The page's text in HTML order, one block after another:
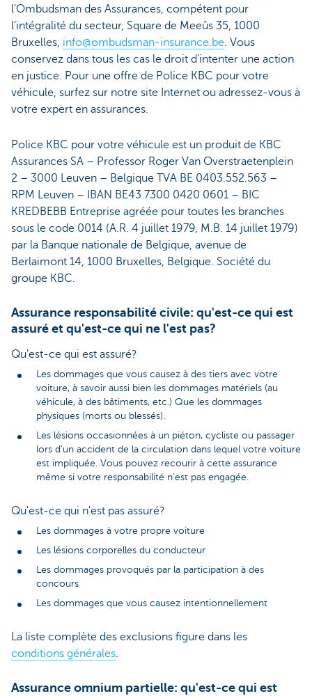
l'Ombudsman des Assurances, compétent pour
l’intégralité du secteur, Square de Meeûs 35, 1000
Bruxelles, info@ombudsman-insurance.be. Vous
conservez dans tous les cas le droit d'intenter une action
en justice. Pour une offre de Police KBC pour votre
véhicule, surfez sur notre site Internet ou adressez-vous à
votre expert en assurances.
Police KBC pour votre véhicule est un produit de KBC
Assurances SA – Professor Roger Van Overstraetenplein
2 – 3000 Leuven – Belgique TVA BE 0403.552.563 –
RPM Leuven – IBAN BE43 7300 0420 0601 – BIC
KREDBEBB Entreprise agréée pour toutes les branches
sous le code 0014 (A.R. 4 juillet 1979, M.B. 14 juillet 1979)
par la Banque nationale de Belgique, avenue de
Berlaimont 14, 1000 Bruxelles, Belgique. Société du
groupe KBC.
Assurance responsabilité civile: qu'est-ce qui est
assuré et qu'est-ce qui ne l'est pas?
Qu'est-ce qui est assuré?
Les dommages que vous causez à des tiers avec votre
voiture, à savoir aussi bien les dommages matériels (au
véhicule, à des bâtiments, etc.) Que les dommages
physiques (morts ou blessés).
Les lésions occasionnées à un piéton, cycliste ou passager
lors d'un accident de la circulation dans lequel votre voiture
est impliquée. Vous pouvez recourir à cette assurance
même si votre responsabilité n'est pas engagée.
Qu'est-ce qui n'est pas assuré?
Les dommages à votre propre voiture
Les lésions corporelles du conducteur
Les dommages provoqués par la participation à des
concours
Les dommages que vous causez intentionnellement
La liste complète des exclusions figure dans les
conditions générales.
Assurance omnium partielle: qu'est-ce qui est